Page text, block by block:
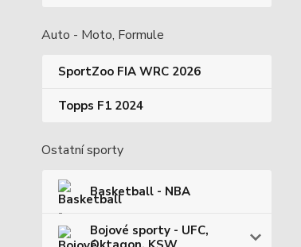
Auto - Moto, Formule
SportZoo FIA WRC 2026
Topps F1 2024
Ostatní sporty
Basketball - NBA
Bojové sporty - UFC,